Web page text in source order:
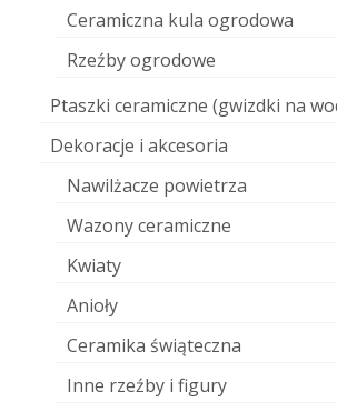
Ceramiczna kula ogrodowa
Rzeźby ogrodowe
Ptaszki ceramiczne (gwizdki na
Dekoracje i akcesoria
Nawilżacze powietrza
Wazony ceramiczne
Kwiaty
Anioły
Ceramika świąteczna
Inne rzeźby i figury